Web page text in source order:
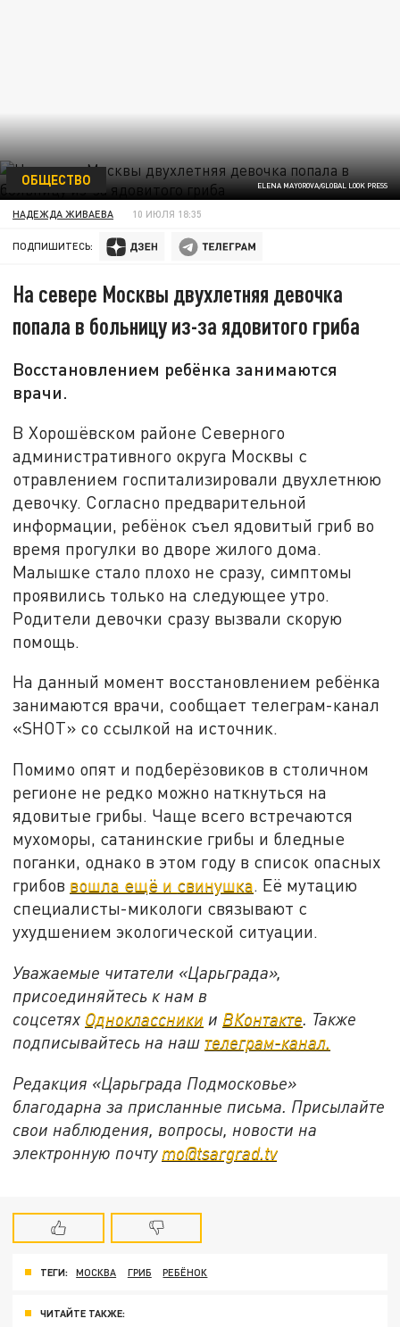
ELENA MAYOROVA/GLOBAL LOOK PRESS
ОБЩЕСТВО
НАДЕЖДА ЖИВАЕВА 10 ИЮЛЯ 18:35
ПОДПИШИТЕСЬ:
На севере Москвы двухлетняя девочка
попала в больницу из-за ядовитого гриба
Восстановлением ребёнка занимаются
врачи.
В Хорошёвском районе Северного
административного округа Москвы с
отравлением госпитализировали двухлетнюю
девочку. Согласно предварительной
информации, ребёнок съел ядовитый гриб во
время прогулки во дворе жилого дома.
Малышке стало плохо не сразу, симптомы
проявились только на следующее утро.
Родители девочки сразу вызвали скорую
помощь.
На данный момент восстановлением ребёнка
занимаются врачи, сообщает телеграм-канал
«SHOT» со ссылкой на источник.
Помимо опят и подберёзовиков в столичном
регионе не редко можно наткнуться на
ядовитые грибы. Чаще всего встречаются
мухоморы, сатанинские грибы и бледные
поганки, однако в этом году в список опасных
грибов вошла ещё и свинушка. Её мутацию
специалисты-микологи связывают с
ухудшением экологической ситуации.
Уважаемые читатели «Царьграда»,
присоединяйтесь к нам в
соцсетях Одноклассники и ВКонтакте. Также
подписывайтесь на наш телеграм-канал.
Редакция «Царьграда Подмосковье»
благодарна за присланные письма. Присылайте
свои наблюдения, вопросы, новости на
электронную почту mo@tsargrad.tv
ТЕГИ: МОСКВА ГРИБ РЕБЁНОК
ЧИТАЙТЕ ТАКЖЕ: